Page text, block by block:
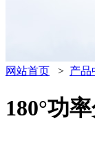
网站首页 > 产品
180°功